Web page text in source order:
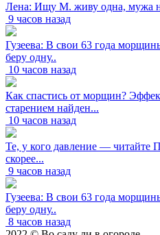
Лена: Ищу М. живу одна, мужа
9 часов назад
Гузеева: В свои 63 года
беру одну..
10 часов назад
Как спастись от морщин?
старением найден...
10 часов назад
Те, у кого давление — читайте
скорее...
9 часов назад
Гузеева: В свои 63 года
беру одну..
8 часов назад